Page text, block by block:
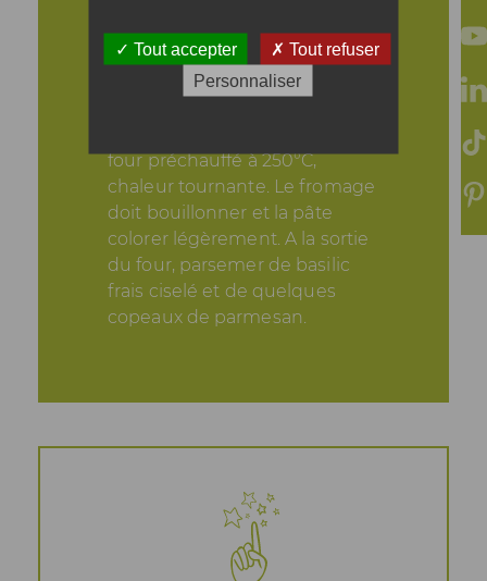
lamelles de lard fumé.
four préchauffé à 250°C,
chaleur tournante. Le fromage
doit bouillonner et la pâte
colorer légèrement. A la sortie
du four, parsemer de basilic
frais ciselé et de quelques
copeaux de parmesan.
Tout accepter
Tout refuser
Personnaliser